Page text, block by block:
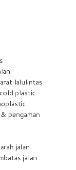
lalulintas
plastic
pengaman
jalan
jalan